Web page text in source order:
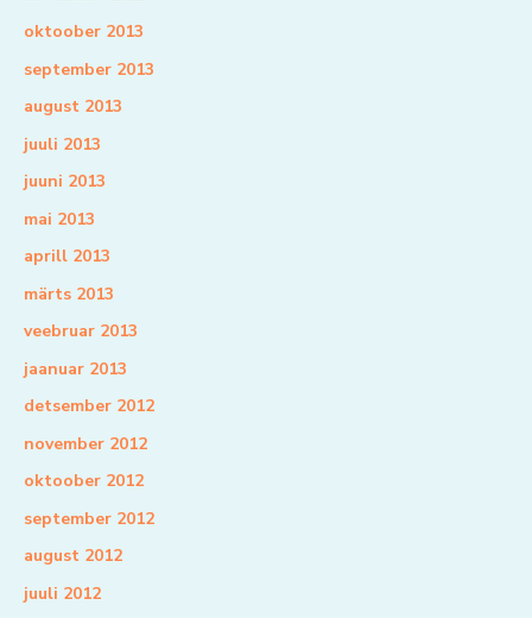
oktoober 2013
september 2013
august 2013
juuli 2013
juuni 2013
mai 2013
aprill 2013
märts 2013
veebruar 2013
jaanuar 2013
detsember 2012
november 2012
oktoober 2012
september 2012
august 2012
juuli 2012